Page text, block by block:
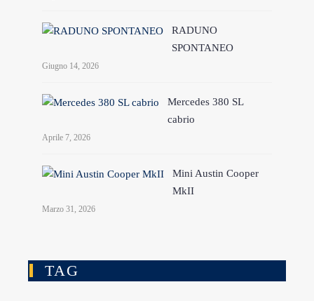
RADUNO
SPONTANEO
Giugno 14, 2026
Mercedes 380 SL
cabrio
Aprile 7, 2026
Mini Austin Cooper
MkII
Marzo 31, 2026
TAG